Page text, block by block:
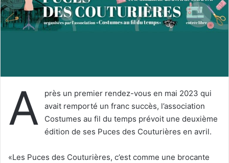
n
c
i
e
l
A
près un premier rendez-vous en mai 2023 qui
avait remporté un franc succès, l’association
Costumes au fil du temps prévoit une deuxième
édition de ses Puces des Couturières en avril.
«Les Puces des Couturières, c’est comme une brocante